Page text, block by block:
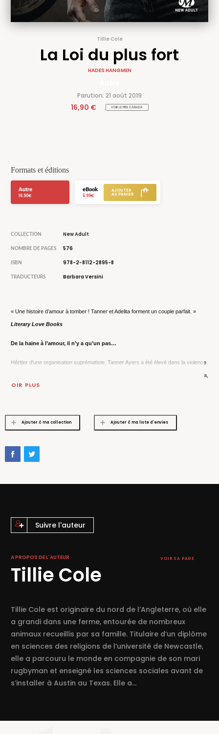
Tillie Cole
La Loi du plus fort
HADES HANGMEN
Parution: 21 août 2019
16,90 € VOIR LE PRIX CANADA
Formats et éditions
Autre
16.90€
eBook
5.99€
COLLECTION New Adult
NOMBRE DE PAGES 576
ISBN 978-2-8112-2895-8
TRADUCTEURS Barbara Versini
« Une histoire d’amour à tomber ! Tanner et Adelita forment un couple parfait. »
Literary Love Books
De la haine à l’amour, il n’y a qu’un pas…
Héritier d’une organisation suprématiste, Tanner Ayers a été élevé dans la violence
et tue sans merci pour servir sa cause, jusqu’à sa rencontre avec Adelita Quintana,
fille du trafiquant de drogue le plus influant du Mexique. Tanner et Adelita se
Hangmen dans l’espoir de pouvoir un jour aimer Adelita librement. Des années plus
la guerre gronde. Tanner et Adelita devront se battre pour cet amour qui met tous
« Tillie Cole a imaginé un monde délicieusement intense et passionnant dans lequel
la fin ! » Wrapped Up in Reading
VOIR PLUS
Ajouter à ma collection Ajouter à ma liste d'envies
Suivre l'auteur
A PROPOS DE L'AUTEUR VOIR SA PAGE
Tillie Cole
Tillie Cole est originaire du nord de l’Angleterre, où elle
a grandi dans une ferme, entourée de nombreux
animaux recueillis par sa famille. Titulaire d’un diplôme
en sciences des religions de l’université de Newcastle,
elle a parcouru le monde en compagnie de son mari
rugbyman et enseigné les sciences sociales avant de
s’installer à Austin au Texas. Elle a...